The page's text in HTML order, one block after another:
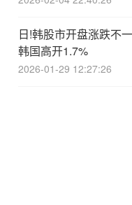
日!韩股市开盘涨跌不一
韩国高开1.7%
2026-01-29 12:27:26